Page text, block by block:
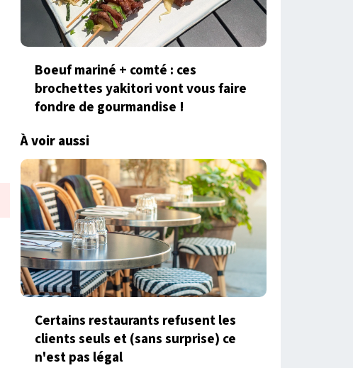
Boeuf mariné + comté : ces
brochettes yakitori vont vous faire
fondre de gourmandise !
À voir aussi
Certains restaurants refusent les
clients seuls et (sans surprise) ce
n'est pas légal